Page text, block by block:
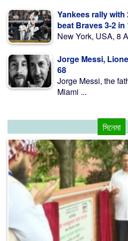
Yankees rally
beat Braves 3-2
New York, USA, 8
Jorge Messi,
68
Jorge Messi, the
Miami ...
সিনেমা